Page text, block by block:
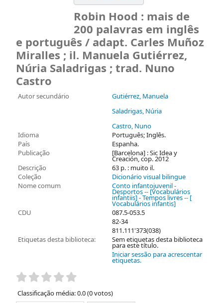
Robin Hood : mais de
200 palavras em inglês
e português / adapt. Carles Muñoz
Miralles ; il. Manuela Gutiérrez,
Núria Saladrigas ; trad. Nuno
Castro
Autor secundário
Gutiérrez, Manuela
Saladrigas, Núria
Castro, Nuno
Idioma
Português; Inglês.
País
Espanha.
Publicação
[Barcelona] : Sic Idea y
Creación, cop. 2012
Descrição
63 p. : muito il.
Coleção
Dicionário visual bilingue
Nome comum
Conto infantojuvenil -
Desportos -- [Vocabulários
infantiis] - Tempos livres -- [
Vocabulários infantis]
CDU
087.5-053.5
82-34
811.111'373(038)
Etiquetas desta biblioteca:
Sem etiquetas desta biblioteca
para este título.
Iniciar sessão para acrescentar
etiquetas.
Pontuação
Classificação média: 0.0 (0 votos)